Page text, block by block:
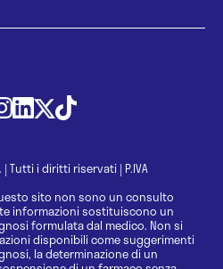
| Tutti i diritti riservati | P.IVA
sito non sono un consulto
informazioni sostituiscono un
formulata dal medico. Non si
disponibili come suggerimenti
la determinazione di un